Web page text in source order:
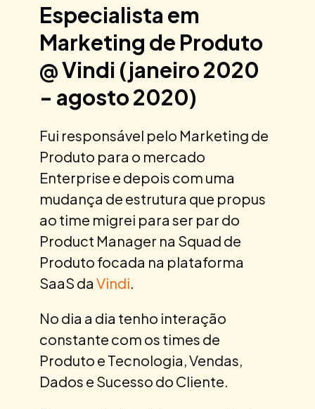
Especialista em
Marketing de Produto
@ Vindi (janeiro 2020
- agosto 2020)
Fui responsável pelo Marketing de
Produto para o mercado
Enterprise e depois com uma
mudança de estrutura que propus
ao time migrei para ser par do
Product Manager na Squad de
Produto focada na plataforma
SaaS da Vindi.
No dia a dia tenho interação
constante com os times de
Produto e Tecnologia, Vendas,
Dados e Sucesso do Cliente.